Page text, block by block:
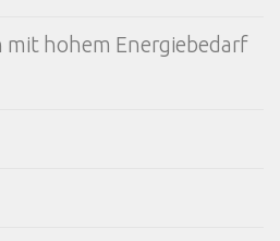
hohem Energiebedarf